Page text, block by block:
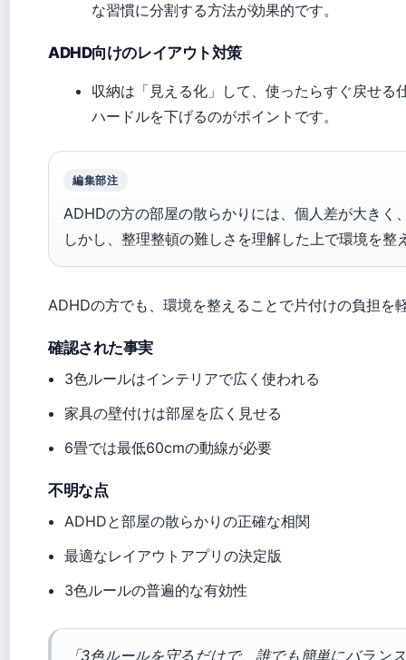
な習慣に分割する方法が効果的です。
ADHD向けのレイアウト対策
収納は「見える化」して、使ったらすぐ戻せ
ハードルを下げるのがポイントです。
編集部注
ADHDの方の部屋の散らかりには、個人差が大きく
しかし、整理整頓の難しさを理解した上で環境を
ADHDの方でも、環境を整えることで片付けの負担を
確認された事実
3色ルールはインテリアで広く使われる
家具の壁付けは部屋を広く見せる
6畳では最低60cmの動線が必要
不明な点
ADHDと部屋の散らかりの正確な相関
最適なレイアウトアプリの決定版
3色ルールの普遍的な有効性
「3色ルールを守るだけで、誰でも簡単にバラン